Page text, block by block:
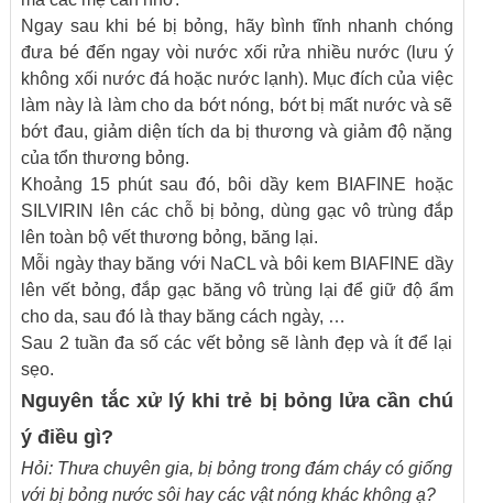
Ngay sau khi bé bị bỏng, hãy bình tĩnh nhanh chóng
đưa bé đến ngay vòi nước xối rửa nhiều nước (lưu ý
không xối nước đá hoặc nước lạnh). Mục đích của việc
làm này là làm cho da bớt nóng, bớt bị mất nước và sẽ
bớt đau, giảm diện tích da bị thương và giảm độ nặng
của tổn thương bỏng.
Khoảng 15 phút sau đó, bôi dầy kem BIAFINE hoặc
SILVIRIN lên các chỗ bị bỏng, dùng gạc vô trùng đắp
lên toàn bộ vết thương bỏng, băng lại.
Mỗi ngày thay băng với NaCL và bôi kem BIAFINE dầy
lên vết bỏng, đắp gạc băng vô trùng lại để giữ độ ẩm
cho da, sau đó là thay băng cách ngày, …
Sau 2 tuần đa số các vết bỏng sẽ lành đẹp và ít để lại
sẹo.
Nguyên tắc xử lý khi trẻ bị bỏng lửa cần chú
ý điều gì?
Hỏi: Thưa chuyên gia, bị bỏng trong đám cháy có giống
với bị bỏng nước sôi hay các vật nóng khác không ạ?